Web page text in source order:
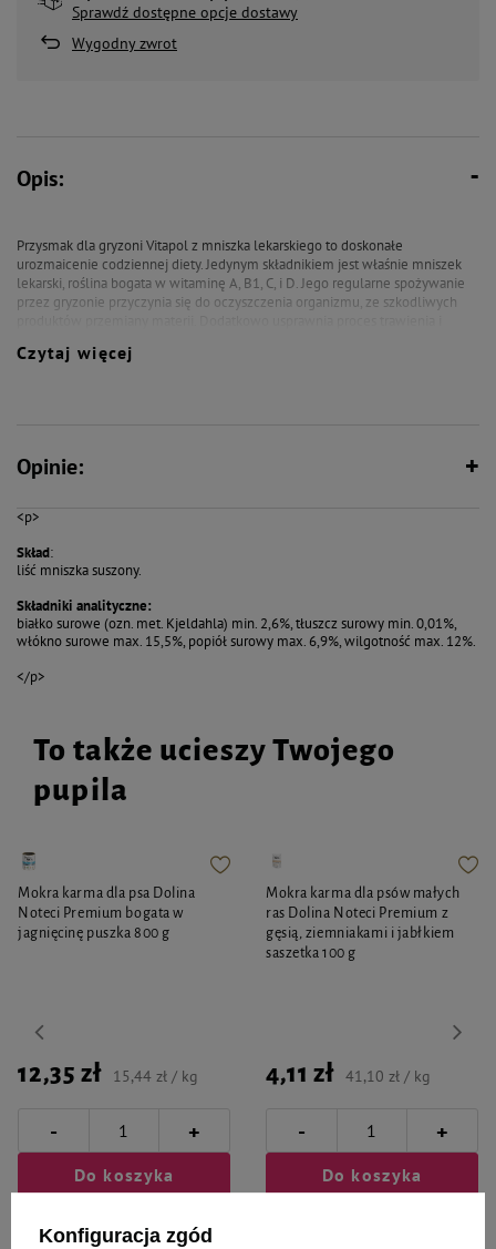
Sprawdź dostępne opcje dostawy
Wygodny zwrot
Opis:
Przysmak dla gryzoni Vitapol z mniszka lekarskiego to doskonałe
urozmaicenie codziennej diety. Jedynym składnikiem jest właśnie mniszek
lekarski, roślina bogata w witaminę A, B1, C, i D. Jego regularne spożywanie
przez gryzonie przyczynia się do oczyszczenia organizmu, ze szkodliwych
lekarskiego to nie tylko smakowita przekąska, to bogactwo witamin i
Czytaj więcej
Opinie:
<p>
Skład:
liść mniszka suszony.
Składniki analityczne:
białko surowe (ozn. met. Kjeldahla) min. 2,6%, tłuszcz surowy min. 0,01%,
włókno surowe max. 15,5%, popiół surowy max. 6,9%, wilgotność max. 12%.
</p>
To także ucieszy Twojego
pupila
Mokra karma dla psa Dolina
Noteci Premium bogata w
jagnięcinę puszka 800 g
12,35 zł 15,44 zł / kg
- +
Do koszyka
Mokra karma dla psów małych
ras Dolina Noteci Premium z
gęsią, ziemniakami i jabłkiem
saszetka 100 g
4,11 zł 41,10 zł / kg
- +
Do koszyka
Konfiguracja zgód